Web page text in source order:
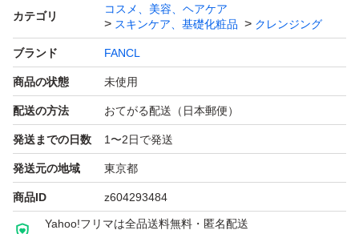
＊#匿名配送で発送いたします。
配送中の万が一の破損に付きましては責任を負い兼ねます
ご不明点などございましたらコメントよろしくお願い致し
ます。
#FANCLマイルドクレンジングオイル
#ファンケルマイルドクレンジングオイル
#化粧落とし
カテゴリ
コスメ、美容、ヘアケア
スキンケア、基礎化粧品
クレンジング
ブランド FANCL
商品の状態 未使用
配送の方法 おてがる配送（日本郵便）
発送までの日数 1〜2日で発送
発送元の地域 東京都
商品ID z604293484
Yahoo!フリマは全品送料無料・匿名配送